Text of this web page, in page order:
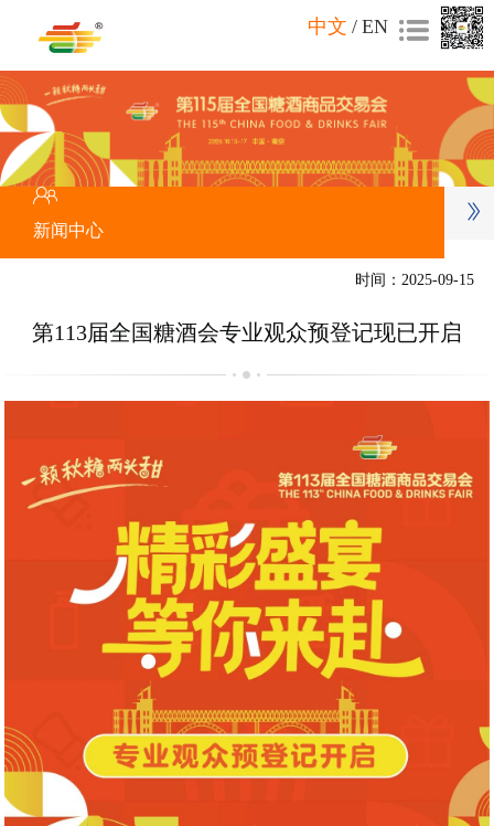
中文 / EN
新闻中心
时间：2025-09-15
第113届全国糖酒会专业观众预登记现已开启